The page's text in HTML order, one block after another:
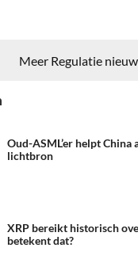
Meer Regulatie
Oud-ASML’er helpt China
lichtbron
XRP bereikt historisch
betekent dat?